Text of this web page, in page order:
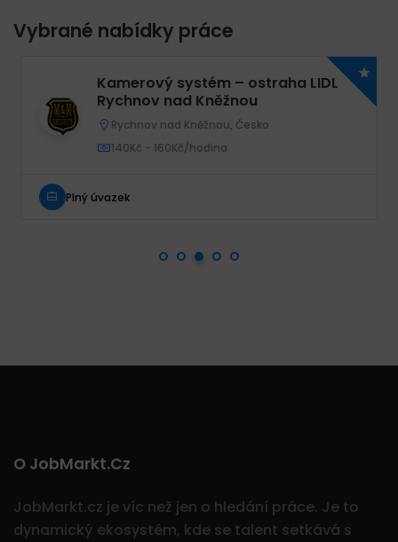
Vybrané nabídky práce
Kamerový systém – ostraha LIDL
Rychnov nad Kněžnou
Rychnov nad Kněžnou, Česko
140Kč - 160Kč/hodina
Plný úvazek
O JobMarkt.cz
JobMarkt.cz je víc než jen o hledání práce. Je to
dynamický ekosystém, kde se talent setkává s